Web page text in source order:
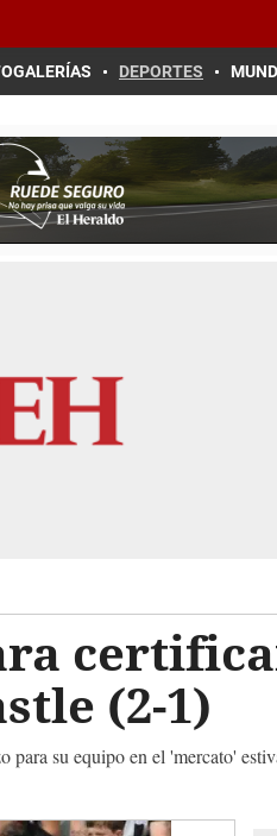
DEPORTES
(2-1)
su equipo en el 'mercato'